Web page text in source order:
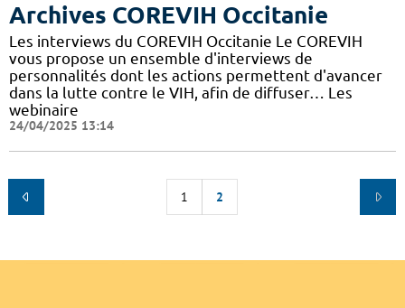
Archives COREVIH Occitanie
Les interviews du COREVIH Occitanie Le COREVIH
vous propose un ensemble d'interviews de
personnalités dont les actions permettent d'avancer
dans la lutte contre le VIH, afin de diffuser… Les
webinaire
24/04/2025 13:14
1 2